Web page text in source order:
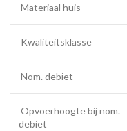
Materiaal huis
Kwaliteitsklasse
Nom. debiet
Opvoerhoogte bij nom.
debiet